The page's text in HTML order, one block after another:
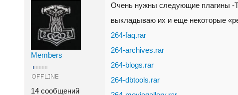
Members
14 сообщений
Очень нужны следующие плагины -
выкладываю их и еще некоторые
264-faq.rar
264-archives.rar
264-blogs.rar
264-dbtools.rar